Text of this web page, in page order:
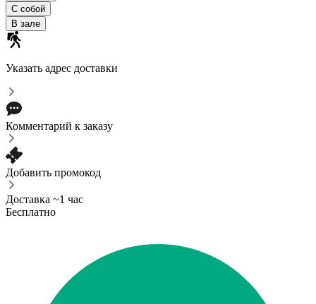
С собой
В зале
Указать адрес доставки
Комментарий к заказу
Добавить промокод
Доставка ~1 час
Бесплатно